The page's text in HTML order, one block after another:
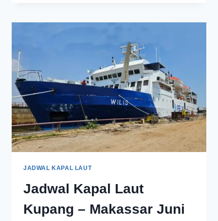
JADWAL KAPAL LAUT
Jadwal Kapal Laut
Kupang – Makassar Juni